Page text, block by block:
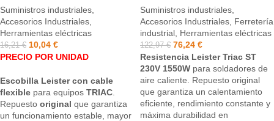
Suministros industriales
Accesorios Industriales
Herramientas eléctricas
16,21€ 10,04 €
PRECIO POR UNIDAD
Escobilla Leister con cable
flexible para equipos TRIAC
Repuesto original que garantiza
un funcionamiento estable, mayor
Suministros industriales
Accesorios Industriales Ferretería
industrial Herramientas eléctricas
122,97€ 76,24 €
Resistencia Leister Triac ST
230V 1550W para soldadores de
aire caliente. Repuesto original
que garantiza un calentamiento
eficiente, rendimiento constante y
máxima durabilidad en